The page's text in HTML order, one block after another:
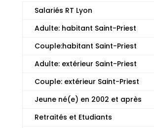
Salariés RT Lyon
Adulte: habitant Saint-Priest
Couple:habitant Saint-Priest
Adulte: extérieur Saint-Priest
Couple: extérieur Saint-Priest
Jeune né(e) en 2002 et après
Retraités et Etudiants